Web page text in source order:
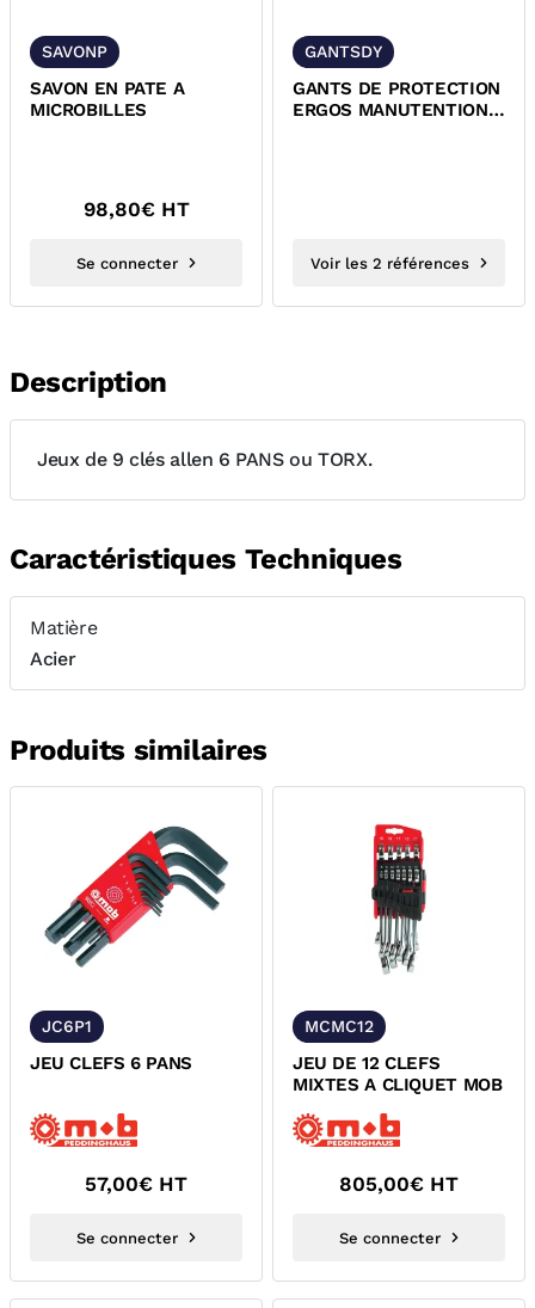
SAVONP
SAVON EN PATE A
MICROBILLES
98,80€ HT
Se connecter
GANTSDY
GANTS DE PROTECTION
ERGOS MANUTENTION
Voir les 2 références
Description
Jeux de 9 clés allen 6 PANS ou TORX.
Caractéristiques Techniques
Matière
Acier
Produits similaires
JC6P1
JEU CLEFS 6 PANS
57,00€ HT
Se connecter
MCMC12
JEU DE 12 CLEFS
MIXTES A CLIQUET MOB
805,00€ HT
Se connecter